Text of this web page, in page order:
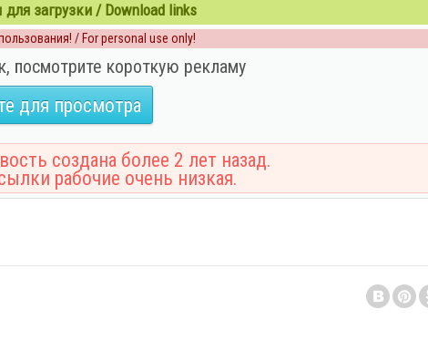
загрузки / Download links
/ For personal use only!
посмотрите короткую рекламу
для просмотра
создана более 2 лет назад.
рабочие очень низкая.